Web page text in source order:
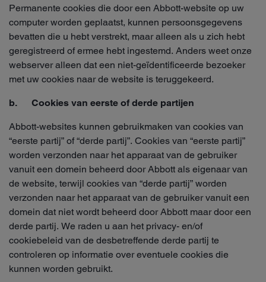
Permanente cookies die door een Abbott-website op uw
computer worden geplaatst, kunnen persoonsgegevens
bevatten die u hebt verstrekt, maar alleen als u zich hebt
geregistreerd of ermee hebt ingestemd. Anders weet onze
webserver alleen dat een niet-geïdentificeerde bezoeker
met uw cookies naar de website is teruggekeerd.
b. Cookies van eerste of derde partijen
Abbott-websites kunnen gebruikmaken van cookies van
“eerste partij” of “derde partij”. Cookies van “eerste partij”
worden verzonden naar het apparaat van de gebruiker
vanuit een domein beheerd door Abbott als eigenaar van
de website, terwijl cookies van “derde partij” worden
verzonden naar het apparaat van de gebruiker vanuit een
domein dat niet wordt beheerd door Abbott maar door een
derde partij. We raden u aan het privacy- en/of
cookiebeleid van de desbetreffende derde partij te
controleren op informatie over eventuele cookies die
kunnen worden gebruikt.